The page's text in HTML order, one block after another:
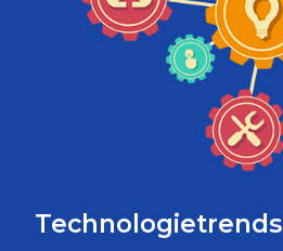
Technologietrends